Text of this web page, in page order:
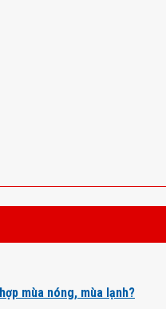
mùa nóng, mùa lạnh?